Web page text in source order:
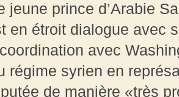
jeune prince d’Arabie
en étroit dialogue avec
avec
régime syrien en
de manière «très